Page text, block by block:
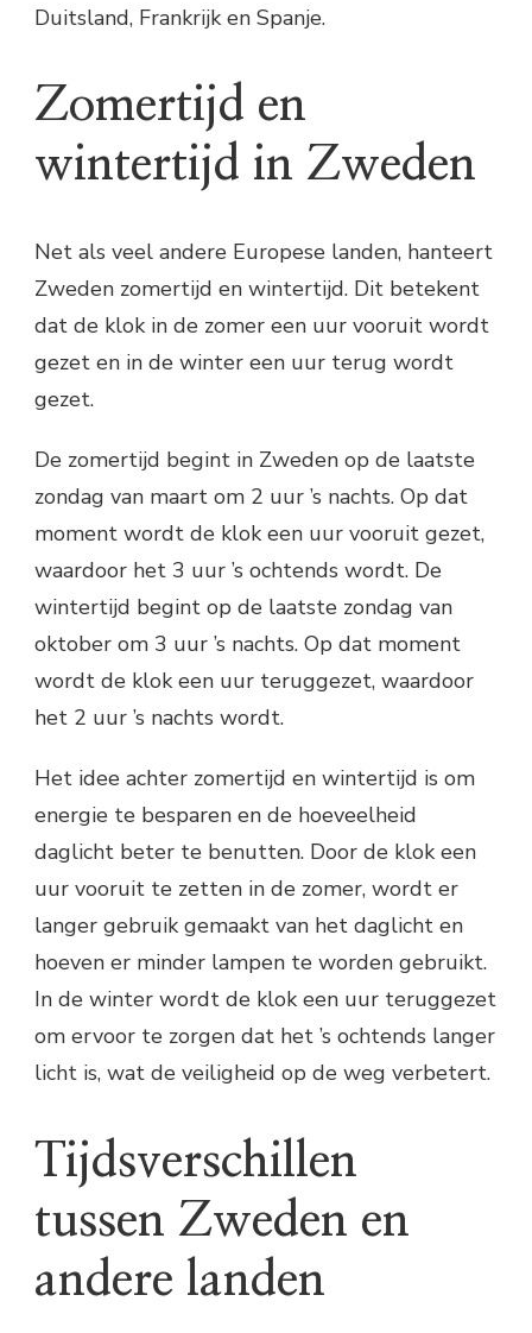
Duitsland, Frankrijk en Spanje.
Zomertijd en
wintertijd in Zweden
Net als veel andere Europese landen, hanteert
Zweden zomertijd en wintertijd. Dit betekent
dat de klok in de zomer een uur vooruit wordt
gezet en in de winter een uur terug wordt
gezet.
De zomertijd begint in Zweden op de laatste
zondag van maart om 2 uur ’s nachts. Op dat
moment wordt de klok een uur vooruit gezet,
waardoor het 3 uur ’s ochtends wordt. De
wintertijd begint op de laatste zondag van
oktober om 3 uur ’s nachts. Op dat moment
wordt de klok een uur teruggezet, waardoor
het 2 uur ’s nachts wordt.
Het idee achter zomertijd en wintertijd is om
energie te besparen en de hoeveelheid
daglicht beter te benutten. Door de klok een
uur vooruit te zetten in de zomer, wordt er
langer gebruik gemaakt van het daglicht en
hoeven er minder lampen te worden gebruikt.
In de winter wordt de klok een uur teruggezet
om ervoor te zorgen dat het ’s ochtends langer
licht is, wat de veiligheid op de weg verbetert.
Tijdsverschillen
tussen Zweden en
andere landen